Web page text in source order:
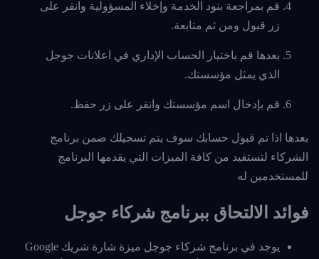
قم بمراجعة بنود الخدمة وإخلاء المسؤولية وانقر على
زر قبول ومن ثم متابعة.
بعدها قم باختيار الحساب الإداري في اعلانات جوجل
الذي يمثل مؤسستك.
قم بإدخال اسم مؤسستك وانقر على زر حفظ.
بعدها اذا تم قبول حسابك سوف يتم تسجيلك ضمن برنامج
الشركاء لتستفيد من كافة الميزات التي يقدمها البرنامج
للمستخدمين له
فوائد الالتحاق ببرنامج شركاء جوجل
يوجد في برنامج شركاء جوجل ميزة شارة شريك Google